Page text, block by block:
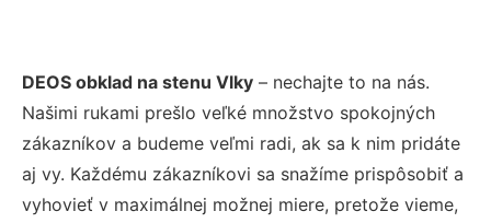
DEOS obklad na stenu Vlky – nechajte to na nás.
Našimi rukami prešlo veľké množstvo spokojných
zákazníkov a budeme veľmi radi, ak sa k nim pridáte
aj vy. Každému zákazníkovi sa snažíme prispôsobiť a
vyhovieť v maximálnej možnej miere, pretože vieme,